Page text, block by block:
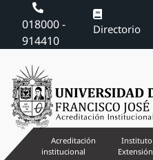
018000 -
914410
Directorio
Acreditación
institucional
Instituto
Extensión